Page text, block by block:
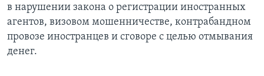
в нарушении закона о регистрации иностранных
агентов, визовом мошенничестве, контрабандном
провозе иностранцев и сговоре с целью отмывания
денег.